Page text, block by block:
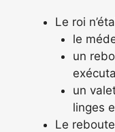
Le roi
le
un
un
linges
Le